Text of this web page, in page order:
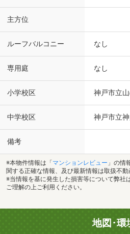
主方位
ルーフバルコニー なし
専用庭 なし
小学校区 神戸市立
中学校区 神戸市立
備考
※本物件情報は「 マンションレビュー 」の情
関する正確な情報、及び最新情報は取扱不動
※当情報を基に発生した損害等について弊社
ご理解の上ご利用ください。
地図･環